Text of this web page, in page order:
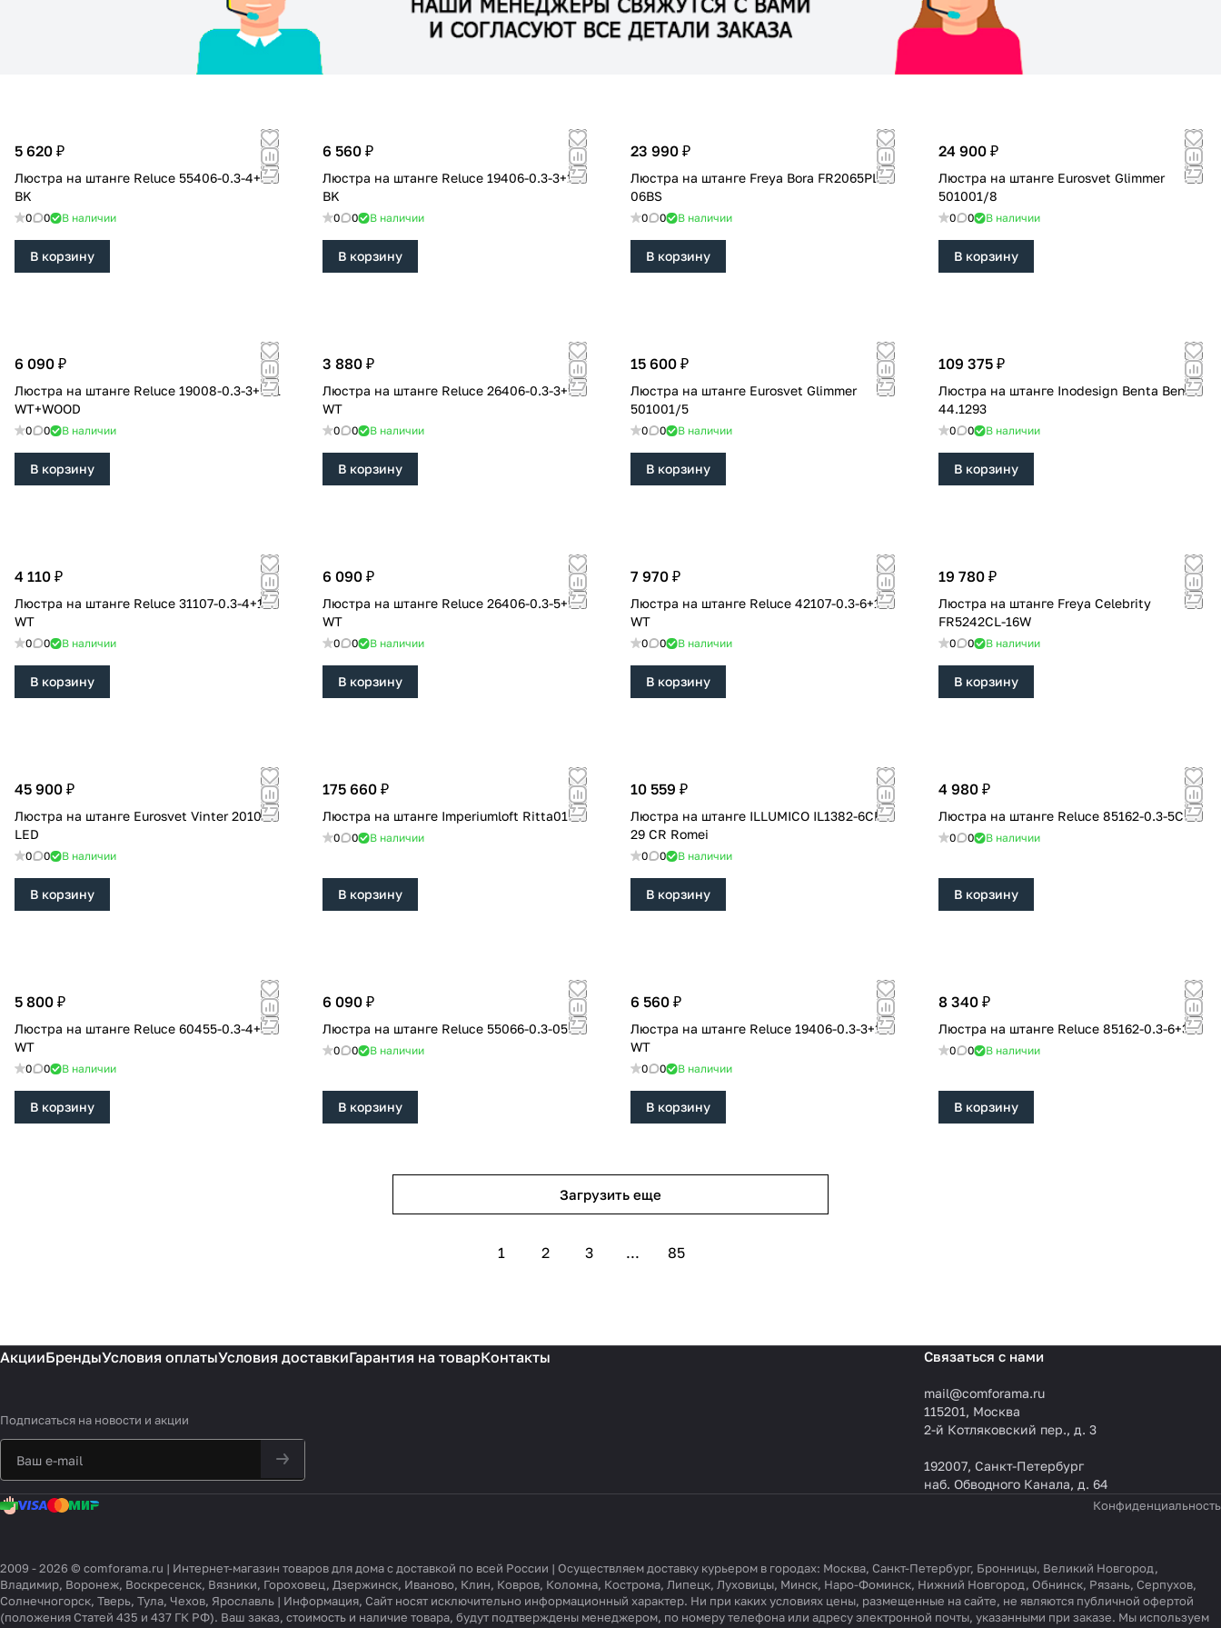
5 620 ₽
Люстра на штанге Reluce 55406-0.3-4+1
BK
0 0 В наличии
В корзину
6 560 ₽
Люстра на штанге Reluce 19406-0.3-3+1
BK
0 0 В наличии
В корзину
23 990 ₽
Люстра на штанге Freya Bora FR2065PL-
06BS
0 0 В наличии
В корзину
24 900 ₽
Люстра на штанге Eurosvet Glimmer
501001/8
0 0 В наличии
В корзину
6 090 ₽
Люстра на штанге Reluce 19008-0.3-3+3+1
WT+WOOD
0 0 В наличии
В корзину
3 880 ₽
Люстра на штанге Reluce 26406-0.3-3+1S
WT
0 0 В наличии
В корзину
15 600 ₽
Люстра на штанге Eurosvet Glimmer
501001/5
0 0 В наличии
В корзину
109 375 ₽
Люстра на штанге Inodesign Benta Benta
44.1293
0 0 В наличии
В корзину
4 110 ₽
Люстра на штанге Reluce 31107-0.3-4+1S
WT
0 0 В наличии
В корзину
6 090 ₽
Люстра на штанге Reluce 26406-0.3-5+1M
WT
0 0 В наличии
В корзину
7 970 ₽
Люстра на штанге Reluce 42107-0.3-6+1
WT
0 0 В наличии
В корзину
19 780 ₽
Люстра на штанге Freya Celebrity
FR5242CL-16W
0 0 В наличии
В корзину
45 900 ₽
Люстра на штанге Eurosvet Vinter 201057
LED
0 0 В наличии
В корзину
175 660 ₽
Люстра на штанге Imperiumloft Ritta01
0 0 В наличии
В корзину
10 559 ₽
Люстра на штанге ILLUMICO IL1382-6CPA-
29 CR Romei
0 0 В наличии
В корзину
4 980 ₽
Люстра на штанге Reluce 85162-0.3-5C
0 0 В наличии
В корзину
5 800 ₽
Люстра на штанге Reluce 60455-0.3-4+1S
WT
0 0 В наличии
В корзину
6 090 ₽
Люстра на штанге Reluce 55066-0.3-05
0 0 В наличии
В корзину
6 560 ₽
Люстра на штанге Reluce 19406-0.3-3+1
WT
0 0 В наличии
В корзину
8 340 ₽
Люстра на штанге Reluce 85162-0.3-6+3C
0 0 В наличии
В корзину
Загрузить еще
1 2 3 ... 85
АкцииБрендыУсловия оплатыУсловия доставкиГарантия на товарКонтакты
Подписаться на новости и акции
Связаться с нами
mail@comforama.ru
115201, Москва
2-й Котляковский пер., д. 3
192007, Санкт-Петербург
наб. Обводного Канала, д. 64
Конфиденциальность
2009 - 2026 © comforama.ru | Интернет-магазин товаров для дома с доставкой по всей России | Осуществляем доставку курьером в городах: Москва, Санкт-Петербург, Бронницы, Великий Новгород,
Владимир, Воронеж, Воскресенск, Вязники, Гороховец, Дзержинск, Иваново, Клин, Ковров, Коломна, Кострома, Липецк, Луховицы, Минск, Наро-Фоминск, Нижний Новгород, Обнинск, Рязань, Серпухов,
Солнечногорск, Тверь, Тула, Чехов, Ярославль | Информация, Сайт носят исключительно информационный характер. Ни при каких условиях цены, размещенные на сайте, не являются публичной офертой
(положения Статей 435 и 437 ГК РФ). Ваш заказ, стоимость и наличие товара, будут подтверждены менеджером, по номеру телефона или адресу электронной почты, указанными при заказе. Мы используем